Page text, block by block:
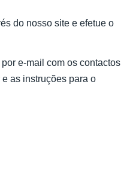
do nosso site e efetue o
e-mail com os contactos
as instruções para o